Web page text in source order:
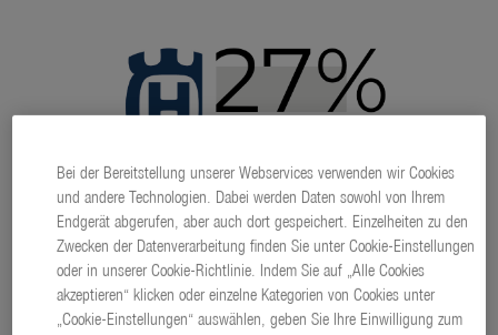
Bei der Bereitstellung unserer Webservices verwenden wir Cookies
und andere Technologien. Dabei werden Daten sowohl von Ihrem
Endgerät abgerufen, aber auch dort gespeichert. Einzelheiten zu den
Zwecken der Datenverarbeitung finden Sie unter Cookie-Einstellungen
oder in unserer Cookie-Richtlinie. Indem Sie auf „Alle Cookies
akzeptieren“ klicken oder einzelne Kategorien von Cookies unter
„Cookie-Einstellungen“ auswählen, geben Sie Ihre Einwilligung zum